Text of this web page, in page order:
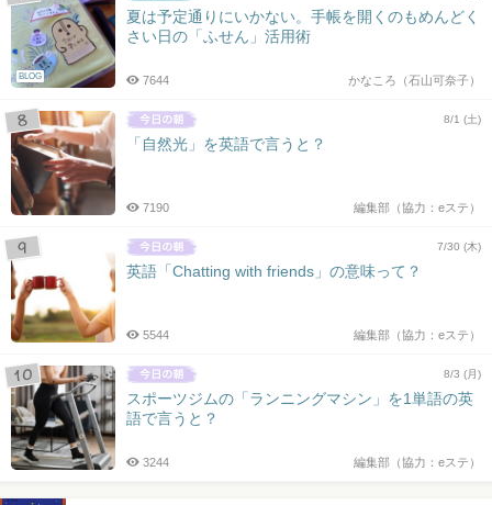
BLOG
夏は予定通りにいかない。手帳を開くのもめんどく
さい日の「ふせん」活用術
かなころ（石山可奈子）
7644
8/1 (土)
「自然光」を英語で言うと？
編集部（協力：eステ）
7190
7/30 (木)
英語「Chatting with friends」の意味って？
編集部（協力：eステ）
5544
8/3 (月)
スポーツジムの「ランニングマシン」を1単語の英
語で言うと？
編集部（協力：eステ）
3244